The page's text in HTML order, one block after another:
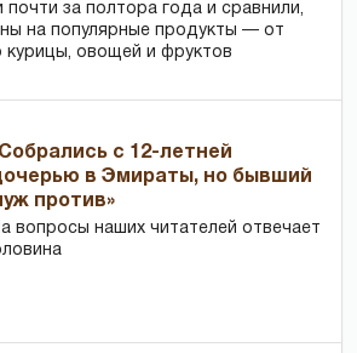
почти за полтора года и сравнили,
на популярные продукты — от
курицы, овощей и фруктов
с 12-летней
в Эмираты, но бывший
против»
вопросы наших читателей отвечает